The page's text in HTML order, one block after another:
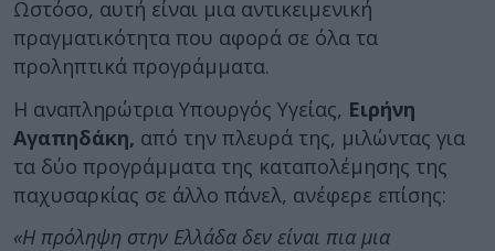
Ωστόσο, αυτή είναι μια αντικειμενική
πραγματικότητα που αφορά σε όλα τα
προληπτικά προγράμματα.
Η αναπληρώτρια Υπουργός Υγείας, Ειρήνη
Αγαπηδάκη, από την πλευρά της, μιλώντας για
τα δύο προγράμματα της καταπολέμησης της
παχυσαρκίας σε άλλο πάνελ, ανέφερε επίσης:
«Η πρόληψη στην Ελλάδα δεν είναι πια μια